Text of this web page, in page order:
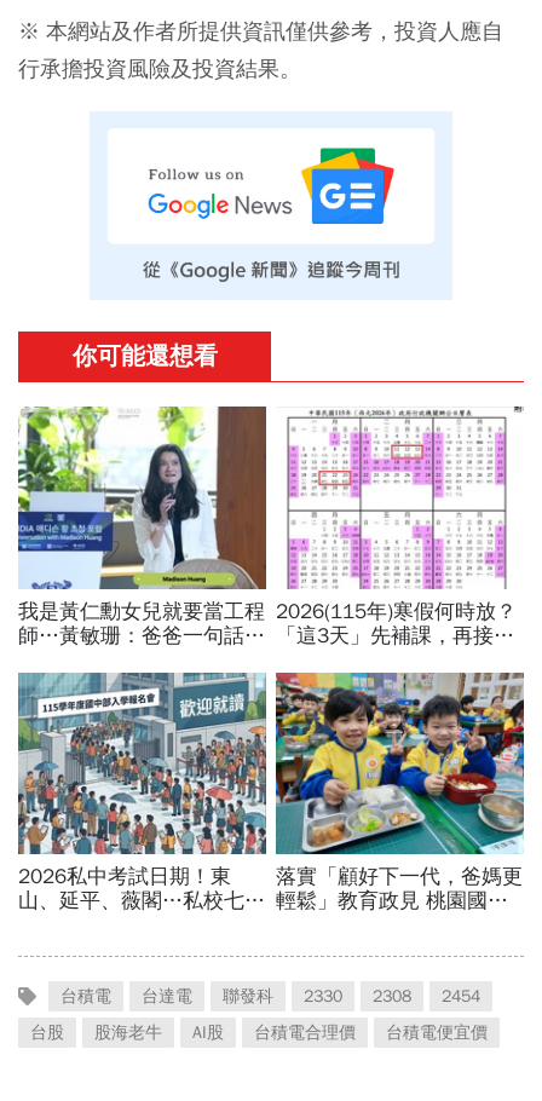
※ 本網站及作者所提供資訊僅供參考，投資人應自
行承擔投資風險及投資結果。
台積電 台達電 聯發科 2330 2308
2454
台股
股海老牛 AI股 台積電合理價 台積電便宜價